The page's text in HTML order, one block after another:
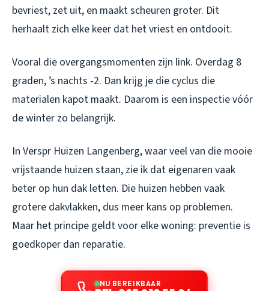
bevriest, zet uit, en maakt scheuren groter. Dit
herhaalt zich elke keer dat het vriest en ontdooit.
Vooral die overgangsmomenten zijn link. Overdag 8
graden, ’s nachts -2. Dan krijg je die cyclus die
materialen kapot maakt. Daarom is een inspectie vóór
de winter zo belangrijk.
In Verspr Huizen Langenberg, waar veel van die mooie
vrijstaande huizen staan, zie ik dat eigenaren vaak
beter op hun dak letten. Die huizen hebben vaak
grotere dakvlakken, dus meer kans op problemen.
Maar het principe geldt voor elke woning: preventie is
goedkoper dan reparatie.
NU BEREIKBAAR